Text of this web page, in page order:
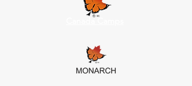
Canada Camps